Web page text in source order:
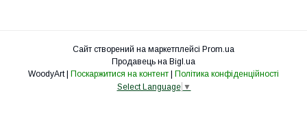
Сайт створений на маркетплейсі Prom.ua
Продавець на Bigl.ua
WoodyArt | Поскаржитися на контент | Політика конфіденційності
Select Language ▼